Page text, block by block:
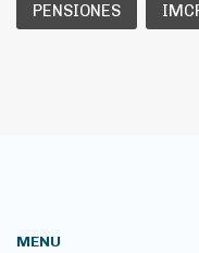
PENSIONES
MENU